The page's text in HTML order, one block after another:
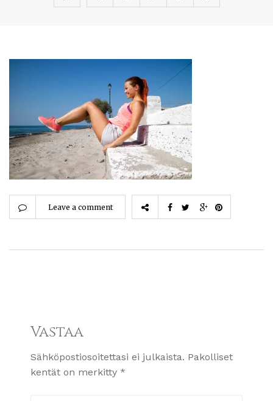
Leave a comment
Vastaa
Sähköpostiosoitettasi ei julkaista. Pakolliset
kentät on merkitty *